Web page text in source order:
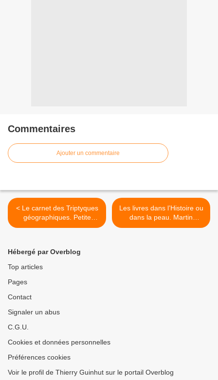
Commentaires
Ajouter un commentaire
< Le carnet des Triptyques
géographiques. Petite
esthétique plastique de
Les livres dans l’Histoire ou
dans la peau. Martin
Puchner, Erin Morgenstern
Hébergé par Overblog
Top articles
Pages
Contact
Signaler un abus
C.G.U.
Cookies et données personnelles
Préférences cookies
Voir le profil de Thierry Guinhut sur le portail Overblog